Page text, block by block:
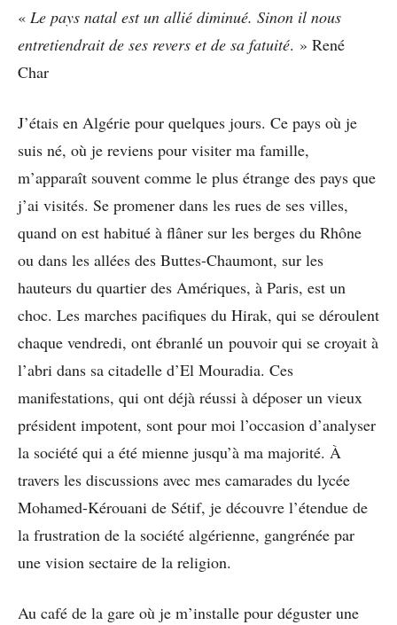
« Le pays natal est un allié diminué. Sinon il nous
entretiendrait de ses revers et de sa fatuité. » René
Char
J’étais en Algérie pour quelques jours. Ce pays où je
suis né, où je reviens pour visiter ma famille,
m’apparaît souvent comme le plus étrange des pays que
j’ai visités. Se promener dans les rues de ses villes,
quand on est habitué à flâner sur les berges du Rhône
ou dans les allées des Buttes-Chaumont, sur les
hauteurs du quartier des Amériques, à Paris, est un
choc. Les marches pacifiques du Hirak, qui se déroulent
chaque vendredi, ont ébranlé un pouvoir qui se croyait à
l’abri dans sa citadelle d’El Mouradia. Ces
manifestations, qui ont déjà réussi à déposer un vieux
président impotent, sont pour moi l’occasion d’analyser
la société qui a été mienne jusqu’à ma majorité. À
travers les discussions avec mes camarades du lycée
Mohamed-Kérouani de Sétif, je découvre l’étendue de
la frustration de la société algérienne, gangrénée par
une vision sectaire de la religion.
Au café de la gare où je m’installe pour déguster une